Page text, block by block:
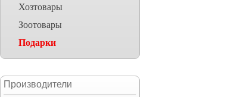
Хозтовары
Зоотовары
Подарки
Производители